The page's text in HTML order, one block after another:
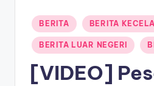
Posted
in
BERITA BERITA
BERITA LUAR NEGERI
[VIDEO]